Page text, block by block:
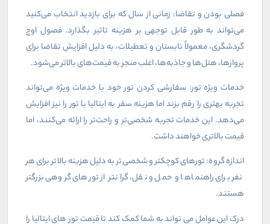
فصلی بودن و تقاضا: زمانی از سال که برای بازدید انتخاب می‌کنید
می‌تواند به طور قابل توجهی بر هزینه تاثیر بگذارد. فصول اوج
گردشگری، معمولاً تابستان و تعطیلات، به دلیل افزایش تقاضا برای
پروازها، هتل‌ها و جاذبه‌ها، اغلب منجر به قیمت‌های بالاتر می‌شود.
خدمات ویژه تور: سفارشی کردن تور خود با خدمات ویژه می‌تواند
تجربه بهتری را رقم بزند اما هزینه سفر به ایتالیا با تور را نیز افزایش
می‌دهد. این خدمات تجربه شخصی‌تر و راحت‌تر را ارائه می‌کنند، اما
قیمت بالاتری خواهند داشت.
اندازه گروه: تورهای کوچکتر و شخصی‌تر به دلیل هزینه بالاتر برای هر
نفر برای راهنماها و حمل و نقل، گرانتر از تورهای گروهی بزرگتر
هستند.
درک این عوامل می تواند به شما کمک کند تا قیمت تور های ایتالیا را